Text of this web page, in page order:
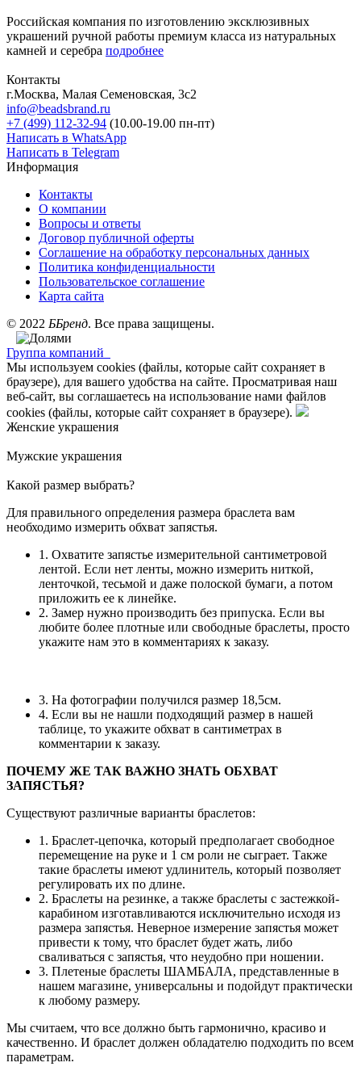
Российская компания по изготовлению эксклюзивных
украшений ручной работы премиум класса из натуральных
камней и серебра подробнее
Контакты
г.Москва, Малая Семеновская, 3с2
info@beadsbrand.ru
+7 (499) 112-32-94 (10.00-19.00 пн-пт)
Написать в WhatsApp
Написать в Telegram
Информация
Контакты
О компании
Вопросы и ответы
Договор публичной оферты
Соглашение на обработку персональных данных
Политика конфиденциальности
Пользовательское соглашение
Карта сайта
© 2022 ББренд. Все права защищены.
Группа компаний
Мы используем cookies (файлы, которые сайт сохраняет в
браузере), для вашего удобства на сайте. Просматривая наш
веб-сайт, вы соглашаетесь на использование нами файлов
cookies (файлы, которые сайт сохраняет в браузере).
Женские украшения
Мужские украшения
Какой размер выбрать?
Для правильного определения размера браслета вам
необходимо измерить обхват запястья.
1. Охватите запястье измерительной сантиметровой
лентой. Если нет ленты, можно измерить ниткой,
ленточкой, тесьмой и даже полоской бумаги, а потом
приложить ее к линейке.
2. Замер нужно производить без припуска. Если вы
любите более плотные или свободные браслеты, просто
укажите нам это в комментариях к заказу.
3. На фотографии получился размер 18,5см.
4. Если вы не нашли подходящий размер в нашей
таблице, то укажите обхват в сантиметрах в
комментарии к заказу.
ПОЧЕМУ ЖЕ ТАК ВАЖНО ЗНАТЬ ОБХВАТ
ЗАПЯСТЬЯ?
Существуют различные варианты браслетов:
1. Браслет-цепочка, который предполагает свободное
перемещение на руке и 1 см роли не сыграет. Также
такие браслеты имеют удлинитель, который позволяет
регулировать их по длине.
2. Браслеты на резинке, а также браслеты с застежкой-
карабином изготавливаются исключительно исходя из
размера запястья. Неверное измерение запястья может
привести к тому, что браслет будет жать, либо
сваливаться с запястья, что неудобно при ношении.
3. Плетеные браслеты ШАМБАЛА, представленные в
нашем магазине, универсальны и подойдут практически
к любому размеру.
Мы считаем, что все должно быть гармонично, красиво и
качественно. И браслет должен обладателю подходить по всем
параметрам.